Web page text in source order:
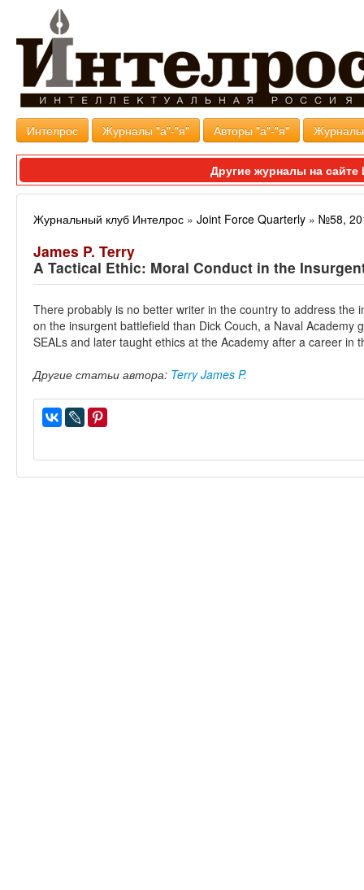
Интелрос Журналы "а"-"я" Авторы "а"-"я"
Другие журналы на
Журнальный клуб Интелрос » Joint Force Quarterly » №58,
James P. Terry
A Tactical Ethic: Moral Conduct in the
There probably is no better writer in the country to address the
on the insurgent battlefield than Dick Couch, a Naval Academy
SEALs and later taught ethics at the Academy after a career in
Другие статьи автора: Terry James P.